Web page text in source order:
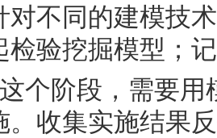
对不同的建模技
检验挖掘模型；
个阶段，需要
。收集实施结果